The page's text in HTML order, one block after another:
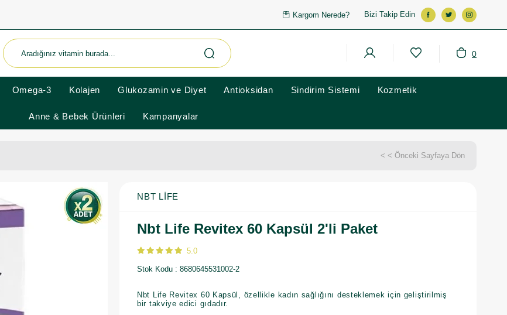
Kargom Nerede? Bizi Takip Edin
0
Omega-3 Kolajen Glukozamin ve Diyet Antioksidan Sindirim Sistemi Kozmetik
Anne & Bebek Ürünleri Kampanyalar
< < Önceki Sayfaya Dön
NBT LIFE
Nbt Life Revitex 60 Kapsül 2'li Paket
5.0
Stok Kodu 8680645531002-2
Nbt Life Revitex 60 Kapsül, özellikle kadın sağlığını desteklemek için geliştirilmiş
bir takviye edici gıdadır.